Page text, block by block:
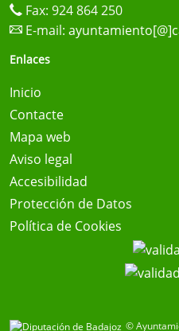
Fax: 924 864 250
E-mail:
Enlaces
Inicio
Contacte
Mapa web
Aviso legal
Accesibilidad
Protección de Datos
Política de Cookies
©